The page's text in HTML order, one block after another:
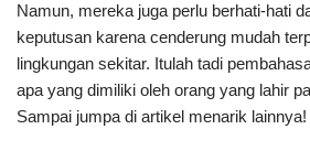
Namun, mereka juga perlu berhati-hati
keputusan karena cenderung mudah
lingkungan sekitar. Itulah tadi
apa yang dimiliki oleh orang yang lahir
Sampai jumpa di artikel menarik lainnya!